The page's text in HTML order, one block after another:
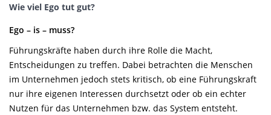
Wie viel Ego tut gut?
Ego – is – muss?
Führungskräfte haben durch ihre Rolle die Macht,
Entscheidungen zu treffen. Dabei betrachten die Menschen
im Unternehmen jedoch stets kritisch, ob eine Führungskraft
nur ihre eigenen Interessen durchsetzt oder ob ein echter
Nutzen für das Unternehmen bzw. das System entsteht.